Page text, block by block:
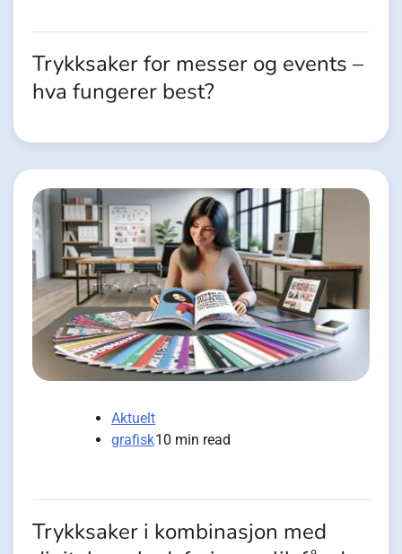
Trykksaker for messer og events –
hva fungerer best?
Aktuelt
grafisk10 min read
Trykksaker i kombinasjon med